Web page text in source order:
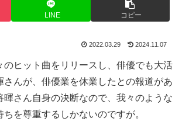
LINE コピー
2022.03.29 2024.11.07
ヒット曲をリリースし、 俳優でも大活
んが、 俳優業を休業したとの報道があ
暉さん自身の決断なので、我々のような
ちを尊重するしかないのですが。